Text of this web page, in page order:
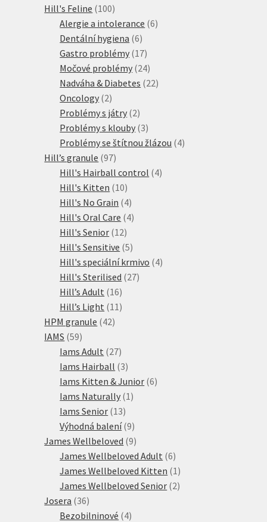
Hill's Feline 100100
produktů
Alergie a intolerance 66
Dentální hygiena 66
produktů
Gastro problémy 1717
produktů
Močové problémy 2424
produktů
Nadváha & Diabetes 2222
Oncology 22
produkty
Problémy s játry 22
produkty
Problémy s klouby 33
produkty
Problémy se štítnou žlázou 44
Hill’s granule 9797
produktů
Hill's Hairball control 44
Hill's Kitten 1010
produktů
Hill's No Grain 44
produkty
Hill's Oral Care 44
Hill's Senior 1212
produktů
Hill's Sensitive 55
produktů
Hill's speciální krmivo 44
Hill's Sterilised 2727
Hill’s Adult 1616
produktů
Hill’s Light 11 11
HPM granule 4242
IAMS 5959
produktů
Iams Adult 2727
produktů
Iams Hairball 33
produkty
Iams Kitten & Junior 66
Iams Naturally 1 1
Iams Senior 1313
produktů
Výhodná balení 99
produktů
James Wellbeloved 99
produktů
James Wellbeloved Adult 66
produktů
James Wellbeloved Kitten 1 1
produkt
James Wellbeloved Senior 22
Josera 3636
produktů
Bezobilninové 44